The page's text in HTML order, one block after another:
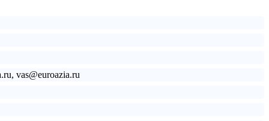
vas@euroazia.ru